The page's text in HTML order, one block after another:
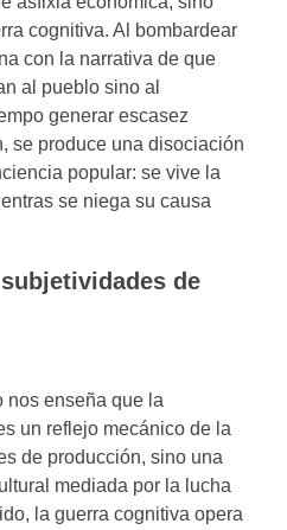
cognitiva. Al bombardear
con la narrativa de que
al pueblo sino al
generar escasez
se produce una disociación
popular: se vive la
se niega su causa
de
nos enseña que la
un reflejo mecánico de la
de producción, sino una
mediada por la lucha
la guerra cognitiva opera